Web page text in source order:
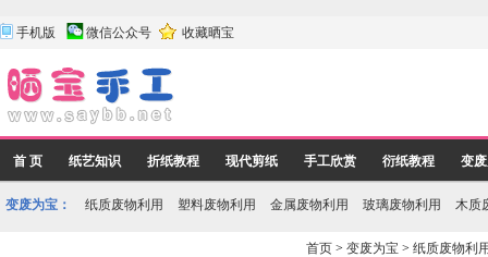
手机版 微信公众号 收藏晒宝
首 页 纸艺知识 折纸教程 现代剪纸 手工欣赏 衍纸教程 变
变废为宝： 纸质废物利用 塑料废物利用 金属废物利用 玻璃废物利用 木质
首页 >变废为宝 >纸质废物利